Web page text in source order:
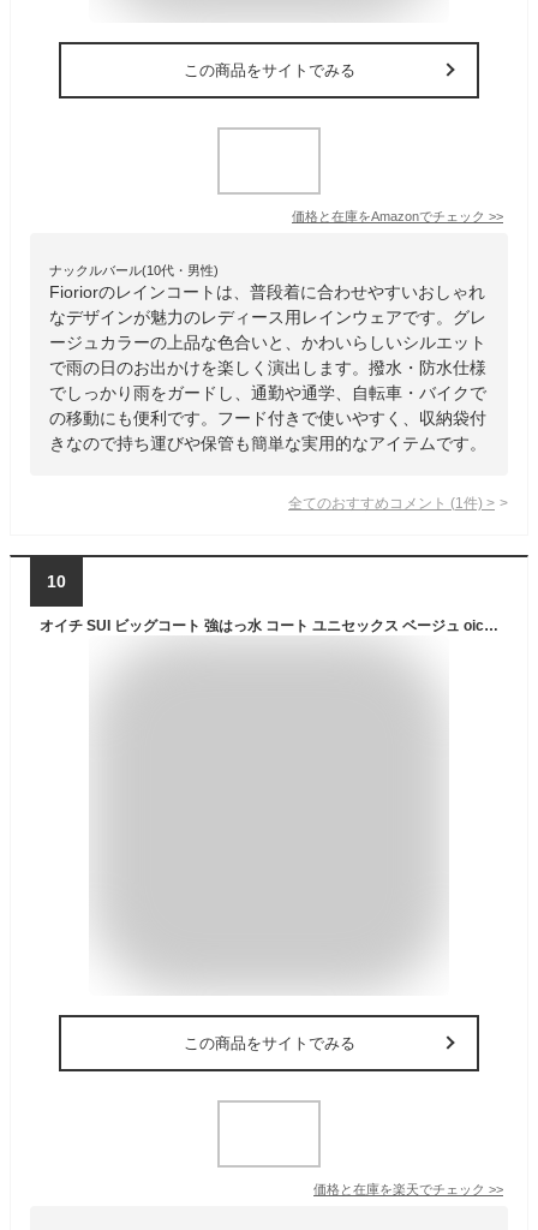
この商品をサイトでみる
価格と在庫をAmazonでチェック >>
ナックルバール(10代・男性)
Fioriorのレインコートは、普段着に合わせやすいおしゃれ
なデザインが魅力のレディース用レインウェアです。グレ
ージュカラーの上品な色合いと、かわいらしいシルエット
で雨の日のお出かけを楽しく演出します。撥水・防水仕様
でしっかり雨をガードし、通勤や通学、自転車・バイクで
の移動にも便利です。フード付きで使いやすく、収納袋付
きなので持ち運びや保管も簡単な実用的なアイテムです。
全てのおすすめコメント (1 件) >
10
オイチ SUI ビッグコート 強はっ水 コート ユニセックス ベージュ oichii SUI BIG COAT OIC-0039 コート 強はっ水 アウター ジャケット ロング 大きいサイズ レディース メンズ ユニセックス 春 シンプル 無地 おしゃれ 撥水 防寒 防水 雨
この商品をサイトでみる
価格と在庫を楽天でチェック >>